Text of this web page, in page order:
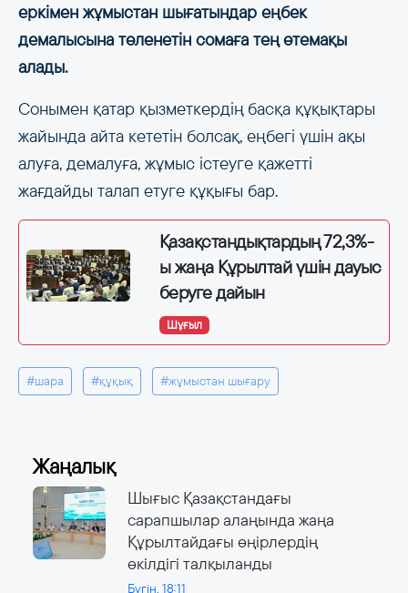
еркімен жұмыстан шығатындар еңбек
демалысына төленетін сомаға тең өтемақы
алады.
Сонымен қатар қызметкердің басқа құқықтары
жайында айта кететін болсақ, еңбегі үшін ақы
алуға, демалуға, жұмыс істеуге қажетті
жағдайды талап етуге құқығы бар.
Қазақстандықтардың 72,3%-
ы жаңа Құрылтай үшін дауыс
беруге дайын
Шұғыл
#шара #құқық #жұмыстан шығару
Жаңалық
Шығыс Қазақстандағы
сарапшылар алаңында жаңа
Құрылтайдағы өңірлердің
өкілдігі талқыланды
Бүгін, 18:11